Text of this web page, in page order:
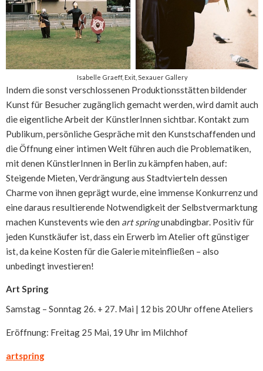
Isabelle Graeff, Exit, Sexauer Gallery
Indem die sonst verschlossenen Produktionsstätten bildender
Kunst für Besucher zugänglich gemacht werden, wird damit auch
die eigentliche Arbeit der KünstlerInnen sichtbar. Kontakt zum
Publikum, persönliche Gespräche mit den Kunstschaffenden und
die Öffnung einer intimen Welt führen auch die Problematiken,
mit denen KünstlerInnen in Berlin zu kämpfen haben, auf:
Steigende Mieten, Verdrängung aus Stadtvierteln dessen
Charme von ihnen geprägt wurde, eine immense Konkurrenz und
eine daraus resultierende Notwendigkeit der Selbstvermarktung
machen Kunstevents wie den art springunabdingbar. Positiv für
jeden Kunstkäufer ist, dass ein Erwerb im Atelier oft günstiger
ist, da keine Kosten für die Galerie miteinfließen – also
unbedingt investieren!
Art Spring
Samstag – Sonntag 26. + 27. Mai | 12 bis 20 Uhr offene Ateliers
Eröffnung: Freitag 25 Mai, 19 Uhr im Milchhof
artspring